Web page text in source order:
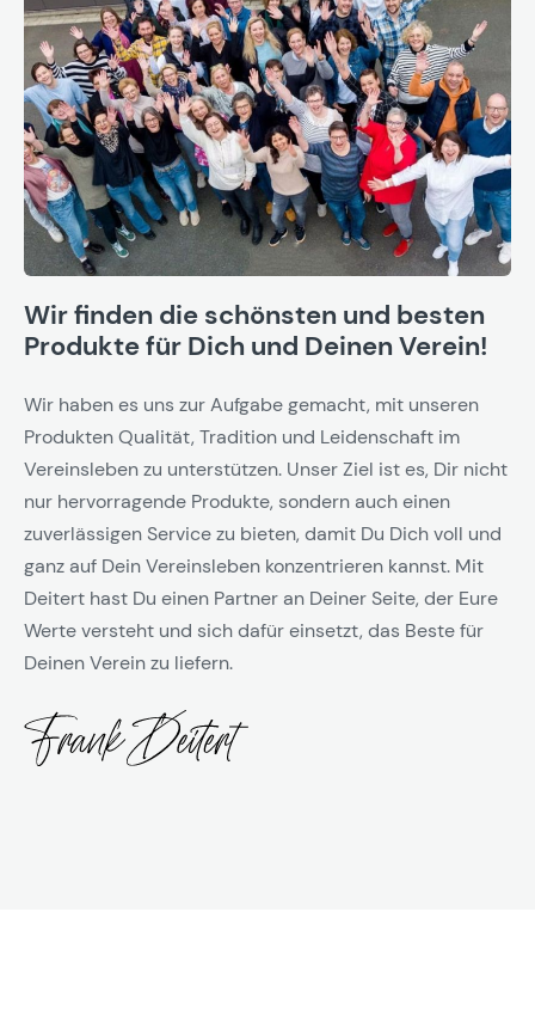
Wir finden die schönsten und besten
Produkte für Dich und Deinen Verein!
Wir haben es uns zur Aufgabe gemacht, mit unseren
Produkten Qualität, Tradition und Leidenschaft im
Vereinsleben zu unterstützen. Unser Ziel ist es, Dir nicht
nur hervorragende Produkte, sondern auch einen
zuverlässigen Service zu bieten, damit Du Dich voll und
ganz auf Dein Vereinsleben konzentrieren kannst. Mit
Deitert hast Du einen Partner an Deiner Seite, der Eure
Werte versteht und sich dafür einsetzt, das Beste für
Deinen Verein zu liefern.